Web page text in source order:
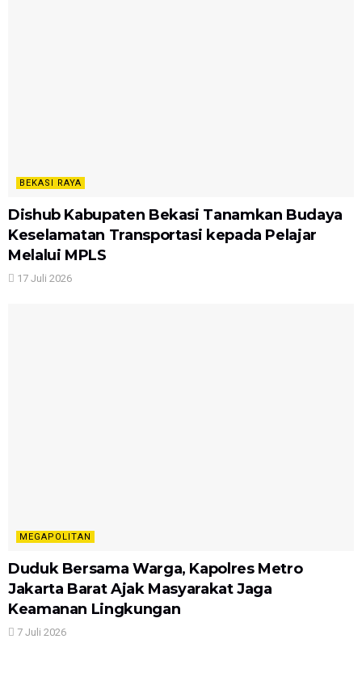
BEKASI RAYA
Dishub Kabupaten Bekasi Tanamkan Budaya
Keselamatan Transportasi kepada Pelajar
Melalui MPLS
17 Juli 2026
MEGAPOLITAN
Duduk Bersama Warga, Kapolres Metro
Jakarta Barat Ajak Masyarakat Jaga
Keamanan Lingkungan
7 Juli 2026